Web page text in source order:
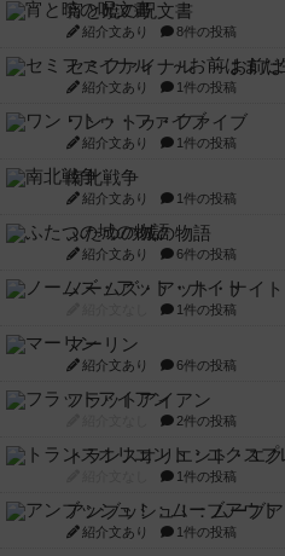
宵と暁の呪文書
紹介文あり 8件の投稿
セミファイナル ～お前は
紹介文あり 1件の投稿
ワン・トゥ・ファイブ
紹介文あり 1件の投稿
南北戦争
紹介文あり 1件の投稿
ふたつの城の物語
紹介文あり 6件の投稿
ノームズ・アット・ナイト
1件の投稿
マーリン
紹介文あり 6件の投稿
フラットアイアン
2件の投稿
トランスオリエント・エ
1件の投稿
アンブッシュ！：ムーブア
紹介文あり 1件の投稿